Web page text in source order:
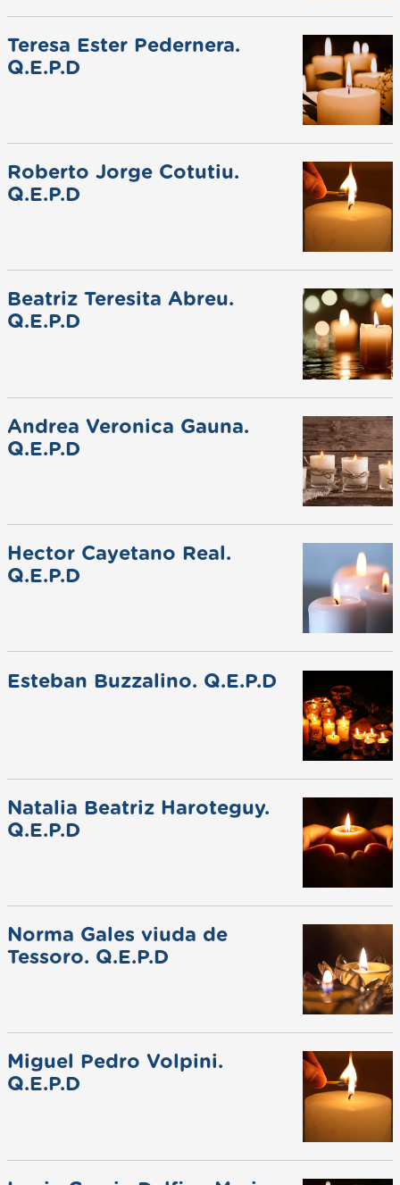
Teresa Ester Pedernera.
Q.E.P.D
Roberto Jorge Cotutiu.
Q.E.P.D
Beatriz Teresita Abreu.
Q.E.P.D
Andrea Veronica Gauna.
Q.E.P.D
Hector Cayetano Real.
Q.E.P.D
Esteban Buzzalino. Q.E.P.D
Natalia Beatriz Haroteguy.
Q.E.P.D
Norma Gales viuda de
Tessoro. Q.E.P.D
Miguel Pedro Volpini.
Q.E.P.D